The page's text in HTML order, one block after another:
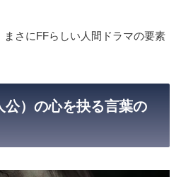
さにFFらしい人間ドラマの要素
公）の心を抉る言葉の